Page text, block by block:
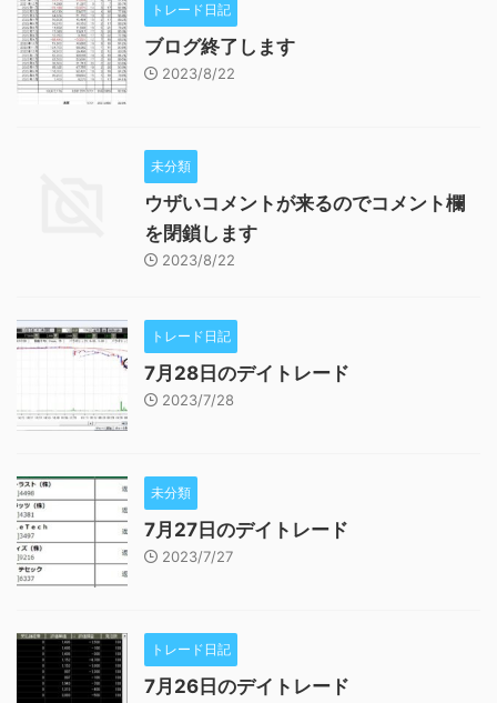
トレード日記
ブログ終了します
2023/8/22
未分類
ウザいコメントが来るのでコメント欄
を閉鎖します
2023/8/22
トレード日記
7月28日のデイトレード
2023/7/28
未分類
7月27日のデイトレード
2023/7/27
トレード日記
7月26日のデイトレード